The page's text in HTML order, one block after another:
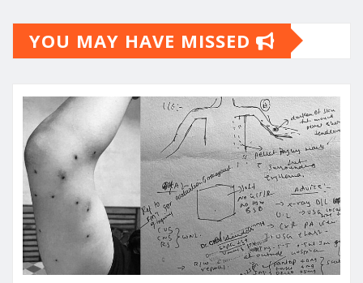
YOU MAY HAVE MISSED